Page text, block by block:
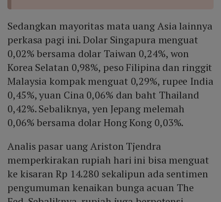
Sedangkan mayoritas mata uang Asia lainnya
perkasa pagi ini. Dolar Singapura menguat
0,02% bersama dolar Taiwan 0,24%, won
Korea Selatan 0,98%, peso Filipina dan ringgit
Malaysia kompak menguat 0,29%, rupee India
0,45%, yuan Cina 0,06% dan baht Thailand
0,42%. Sebaliknya, yen Jepang melemah
0,06% bersama dolar Hong Kong 0,03%.
Analis pasar uang Ariston Tjendra
memperkirakan rupiah hari ini bisa menguat
ke kisaran Rp 14.280 sekalipun ada sentimen
pengumuman kenaikan bunga acuan The